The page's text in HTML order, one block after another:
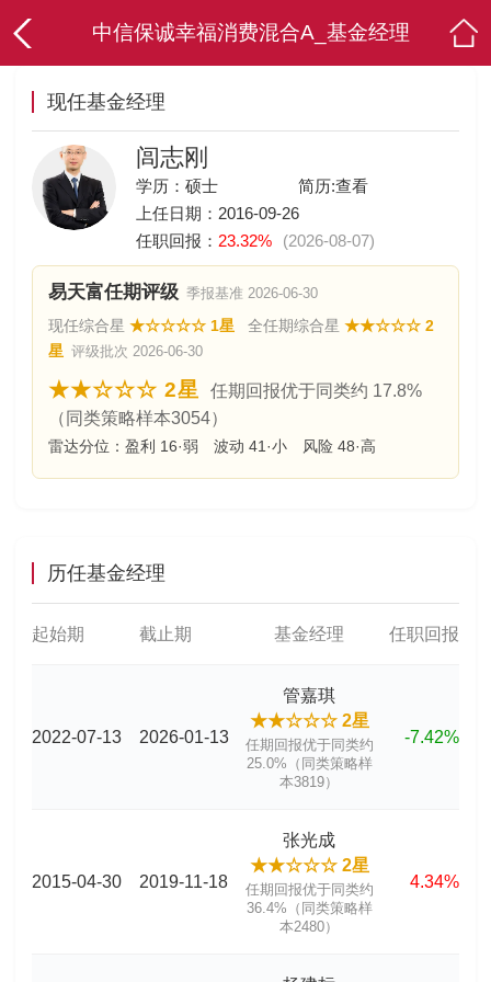
中信保诚幸福消费混合A_基金经理
现任基金经理
闾志刚
学历：硕士 简历:查看
上任日期：2016-09-26
任职回报： 23.32% (2026-08-07)
易天富任期评级 季报基准 2026-06-30
现任综合星 ★☆☆☆☆ 1星 全任期综合星 ★★☆☆☆ 2
星 评级批次 2026-06-30
★★☆☆☆ 2星
任期回报优于同类约 17.8%
（同类策略样本3054）
雷达分位：盈利 16·弱 波动 41·小 风险 48·高
历任基金经理
起始期 截止期 基金经理 任职回报
2022-07-13 2026-01-13
管嘉琪
★★☆☆☆ 2星
任期回报优于同类约
25.0%（同类策略样
本3819）
-7.42%
2015-04-30 2019-11-18
张光成
★★☆☆☆ 2星
任期回报优于同类约
36.4%（同类策略样
本2480）
4.34%